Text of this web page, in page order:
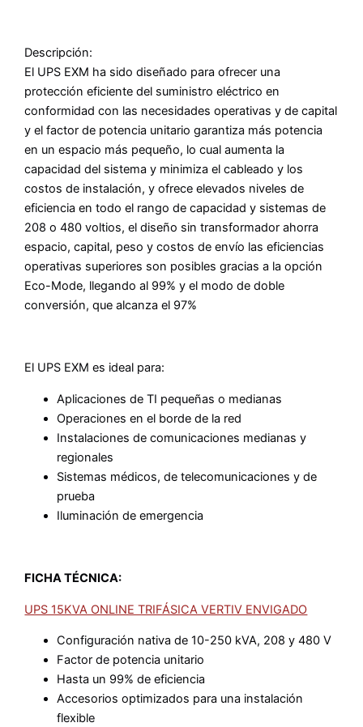
Descripción:
El UPS EXM ha sido diseñado para ofrecer una
protección eficiente del suministro eléctrico en
conformidad con las necesidades operativas y de capital
y el factor de potencia unitario garantiza más potencia
en un espacio más pequeño, lo cual aumenta la
capacidad del sistema y minimiza el cableado y los
costos de instalación, y ofrece elevados niveles de
eficiencia en todo el rango de capacidad y sistemas de
208 o 480 voltios, el diseño sin transformador ahorra
espacio, capital, peso y costos de envío las eficiencias
operativas superiores son posibles gracias a la opción
Eco-Mode, llegando al 99% y el modo de doble
conversión, que alcanza el 97%
El UPS EXM es ideal para:
Aplicaciones de TI pequeñas o medianas
Operaciones en el borde de la red
Instalaciones de comunicaciones medianas y
regionales
Sistemas médicos, de telecomunicaciones y de
prueba
Iluminación de emergencia
FICHA TÉCNICA:
UPS 15KVA ONLINE TRIFÁSICA VERTIV ENVIGADO
Configuración nativa de 10-250 kVA, 208 y 480 V
Factor de potencia unitario
Hasta un 99% de eficiencia
Accesorios optimizados para una instalación
flexible